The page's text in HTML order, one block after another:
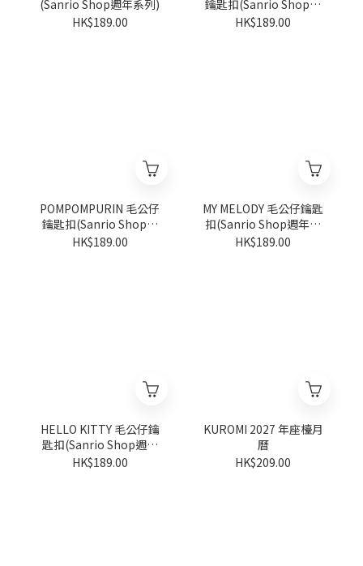
(Sanrio Shop週年系列)
HK$189.00
鑰匙扣(Sanrio Shop週
年系列)
HK$189.00
POMPOMPURIN 毛公仔
鑰匙扣(Sanrio Shop週
年系列)
HK$189.00
MY MELODY 毛公仔鑰匙
扣(Sanrio Shop週年系
列)
HK$189.00
HELLO KITTY 毛公仔鑰
匙扣(Sanrio Shop週年
系列)
HK$189.00
KUROMI 2027 年座檯月
曆
HK$209.00